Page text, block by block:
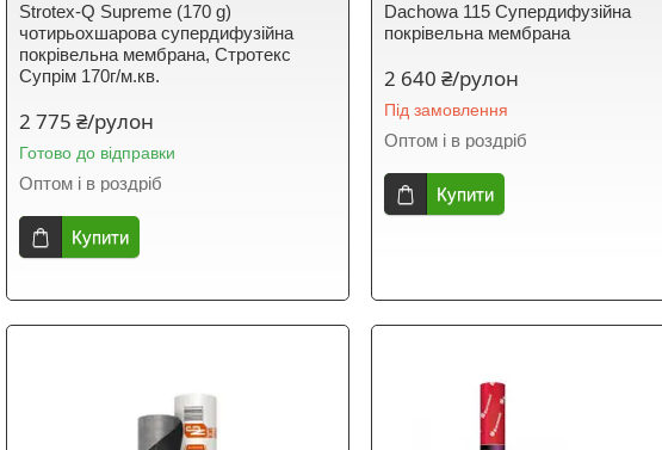
Strotex-Q Supreme (170 g)
чотирьохшарова супердифузійна
покрівельна мембрана, Стротекс
Супрім 170г/м.кв.
2 775 ₴/рулон
Готово до відправки
Оптом і в роздріб
Купити
Dachowa 115 Супердифузійна
покрівельна мембрана
2 640 ₴/рулон
Під замовлення
Оптом і в роздріб
Купити